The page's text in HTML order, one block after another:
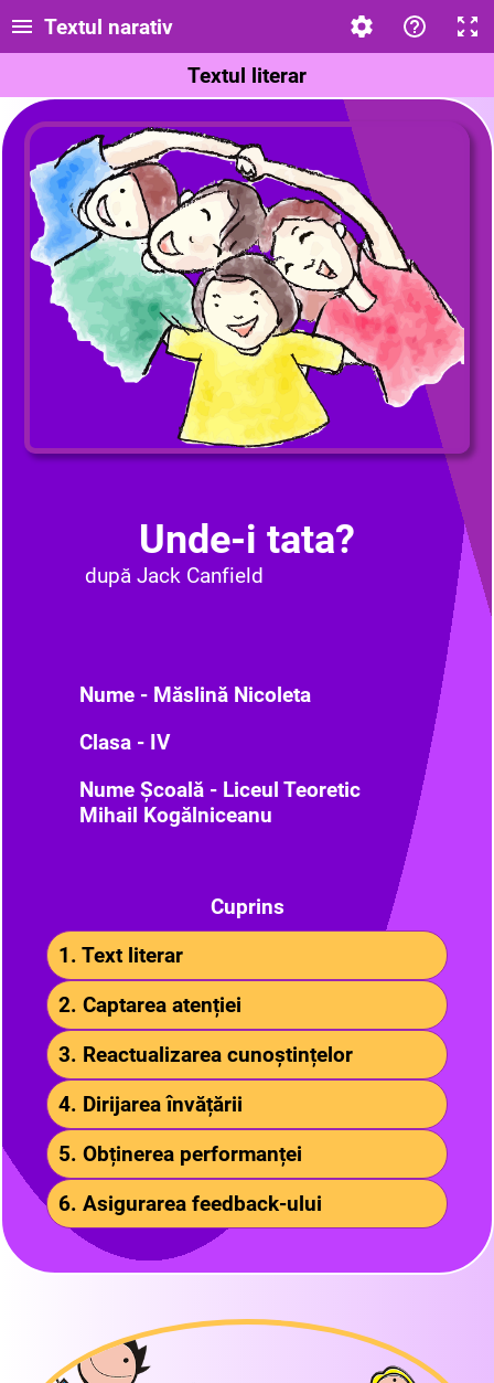
Textul narativ
Textul literar
Unde-i tata?
după Jack Canfield
Nume - Măslină Nicoleta
Clasa - IV
Nume Școală - Liceul Teoretic
Mihail Kogălniceanu
Cuprins
1. Text literar
2. Captarea atenției
3. Reactualizarea cunoștințelor
4. Dirijarea învățării
5. Obținerea performanței
6. Asigurarea feedback-ului